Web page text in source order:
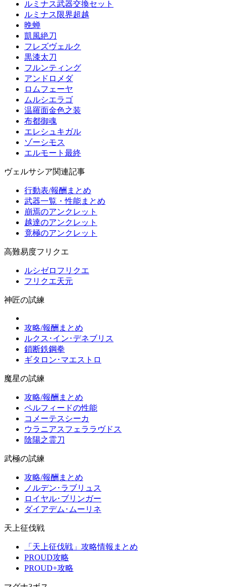
ルミナス武器交換セット
ルミナス限界超越
晩蝉
凱風絶刀
フレズヴェルク
黒漆太刀
フルンティング
アンドロメダ
ロムフェーヤ
ムルシエラゴ
温羅面金色之装
布都御魂
エレシュキガル
ゾーシモス
エルモート最終
ヴェルサシア関連記事
行動表/報酬まとめ
武器一覧・性能まとめ
崩焉のアンクレット
越達のアンクレット
竟極のアンクレット
高難易度フリクエ
ルシゼロフリクエ
フリクエ天元
神匠の試練
攻略/報酬まとめ
ルクス･イン･デネブリス
鎖断鉄鋼拳
ギタロン･マエストロ
魔星の試練
攻略/報酬まとめ
ペルフィードの性能
コメーテスシーカ
ウラニアスフェララヴドス
陰陽之霊刀
武極の試練
攻略/報酬まとめ
ノルデン･ラブリュス
ロイヤル･ブリンガー
ダイアデム･ムーリネ
天上征伐戦
「天上征伐戦」攻略情報まとめ
PROUD攻略
PROUD+攻略